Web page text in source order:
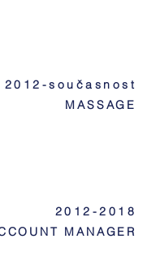
2012-současnost
MASSAGE
2012-2018
MANAGER